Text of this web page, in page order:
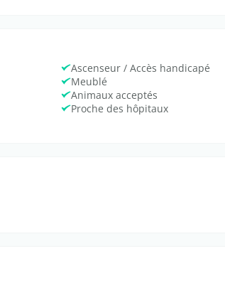
Ascenseur / Accès handicapé
Meublé
Animaux acceptés
Proche des hôpitaux